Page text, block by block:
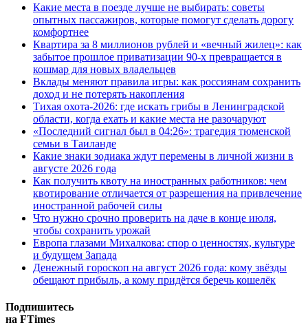
Какие места в поезде лучше не выбирать: советы
опытных пассажиров, которые помогут сделать дорогу
комфортнее
Квартира за 8 миллионов рублей и «вечный жилец»: как
забытое прошлое приватизации 90-х превращается в
кошмар для новых владельцев
Вклады меняют правила игры: как россиянам сохранить
доход и не потерять накопления
Тихая охота-2026: где искать грибы в Ленинградской
области, когда ехать и какие места не разочаруют
«Последний сигнал был в 04:26»: трагедия тюменской
семьи в Таиланде
Какие знаки зодиака ждут перемены в личной жизни в
августе 2026 года
Как получить квоту на иностранных работников: чем
квотирование отличается от разрешения на привлечение
иностранной рабочей силы
Что нужно срочно проверить на даче в конце июля,
чтобы сохранить урожай
Европа глазами Михалкова: спор о ценностях, культуре
и будущем Запада
Денежный гороскоп на август 2026 года: кому звёзды
обещают прибыль, а кому придётся беречь кошелёк
Подпишитесь
на FTimes